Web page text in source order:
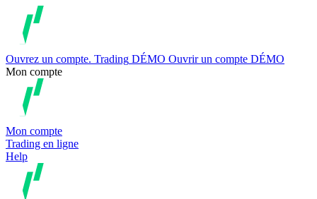
Ouvrez un compte. Trading DÉMO Ouvrir un compte DÉMO
Mon compte
Mon compte
Trading en ligne
Help